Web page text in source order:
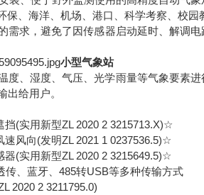
海洋、机场、港口、科学考察、校园
需求，避免了因传感器启动延时、解调
小型气象站
、湿度、气压、光学雨量等气象要素进
给用户。
(实用新型ZL 2020 2 3215713.X)☆
风向(发明ZL 2021 1 0237536.5)☆
(实用新型ZL 2020 2 3215649.5)☆
、蓝牙、485转USB等多种传输方式
2020 2 3211795.0)